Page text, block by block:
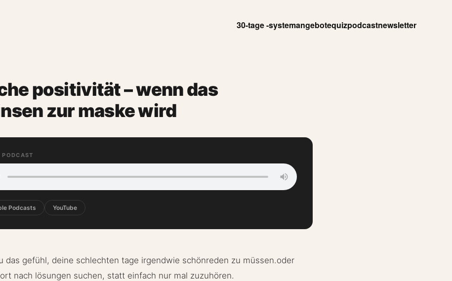
30-tage -systemangebotequizpodcastnewsletter
positivität – wenn das
zur maske wird
Podcasts YouTube
das gefühl, deine schlechten tage irgendwie schönreden zu müssen.oder
nach lösungen suchen, statt einfach nur mal zuzuhören.